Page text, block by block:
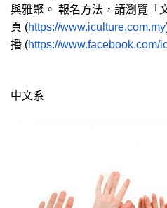
與雅聚。 報名方法， 請瀏覽 「
頁 (https://www.iculture.com.my
播 (https://www.facebook.com/
中文系